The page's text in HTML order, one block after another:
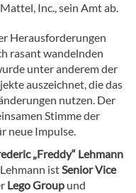
Inc., sein Amt ab.
Herausforderungen
rasant wandelnden
unter anderem der
auszeichnet, die das
nutzen. Der
Stimme der
neue Impulse.
„Freddy“ Lehmann
istSenior Vice
Lego Group und